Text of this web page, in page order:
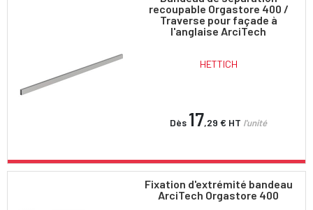
recoupable Orgastore 400 /
Traverse pour façade à
l'anglaise ArciTech
HETTICH
Dès 17,29 € HT l'unité
Fixation d'extrémité bandeau
ArciTech Orgastore 400